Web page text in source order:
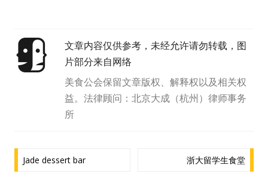
美食杂谈
资讯
文章内容仅供参考，未经允许请勿转载，图
片部分来自网络
美食公会保留文章版权、解释权以及相关权
益。法律顾问：北京大成（杭州）律师事务
所
章
Jade dessert bar 浙大留学生食堂